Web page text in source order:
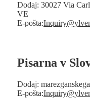
Dodaj: 30027 Via
VE
E-pošta:
Pisarna v
Dodaj:
E-pošta: